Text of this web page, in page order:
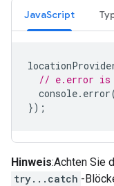
JavaScript
// e.error is
console. error
});
Hinweis:Achten Sie
try...catch -